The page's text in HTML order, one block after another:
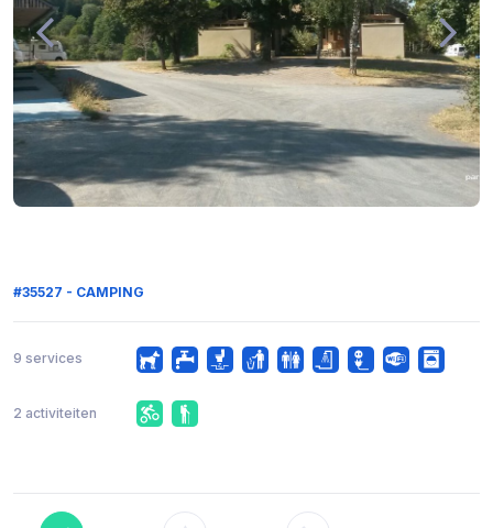
#35527 - CAMPING
9 services
2 activiteiten